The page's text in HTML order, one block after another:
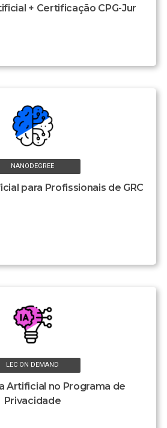
+ Certificação CPG-Jur
NANODEGREE
para Profissionais de GRC
LEC ON DEMAND
Artificial no Programa de
Privacidade